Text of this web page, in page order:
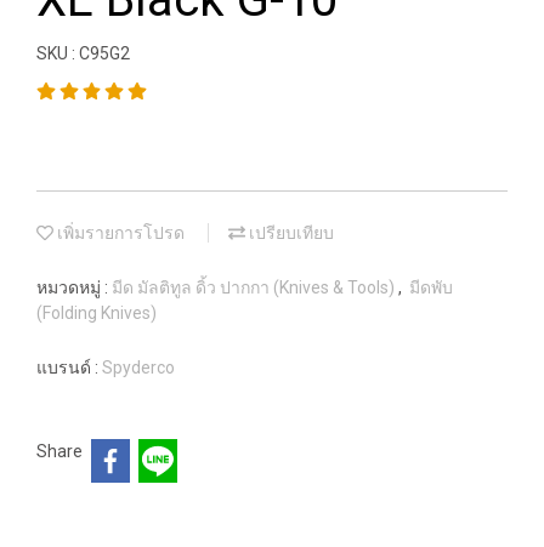
SKU : C95G2
เพิ่มรายการโปรด เปรียบเทียบ
หมวดหมู่ : มีด มัลติทูล ดิ้ว ปากกา (Knives & Tools) , มีดพับ
(Folding Knives)
แบรนด์ : Spyderco
Share